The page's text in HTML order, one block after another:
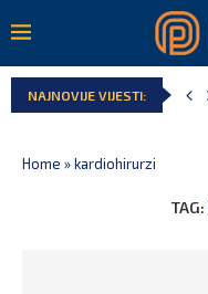
NAJNOVIJE VIJESTI:
Home »kardiohirurzi
TAG: